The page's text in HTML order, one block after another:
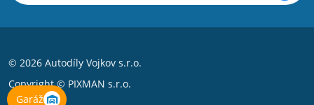
Garáž
© 2026 Autodíly Vojkov s.r.o.
Copyright © PIXMAN s.r.o.